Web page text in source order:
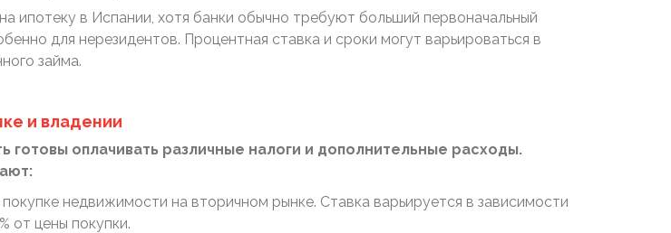
ипотеку в Испании, хотя банки обычно требуют больший первоначальный
для нерезидентов. Процентная ставка и сроки могут варьироваться в
займа.
и владении
оплачивать различные налоги и дополнительные расходы.
недвижимости на вторичном рынке. Ставка варьируется в зависимости
от цены покупки.